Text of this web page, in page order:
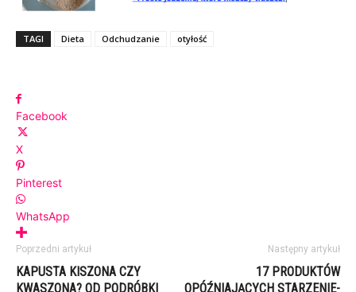
TAGI Dieta Odchudzanie otyłość
Facebook
X
Pinterest
WhatsApp
Poprzedni artykuł
KAPUSTA KISZONA CZY
KWASZONA? OD PODRÓBKI
Następny artykuł
17 PRODUKTÓW
OPÓŹNIAJĄCYCH STARZENIE-